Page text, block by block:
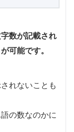
数が記載され
可能です。
れないことも
の数なのかに